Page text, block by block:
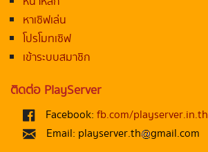
หาเซิฟเล่น
โปรโมทเซิฟ
เข้าระบบสมาชิก
ติดต่อ PlayServer
Facebook: fb.com/playserver.in.th
Email: playserver.th
gmail.com